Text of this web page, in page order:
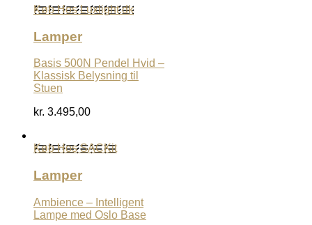
Køb Hos Luxlight.dk
Lamper
Basis 500N Pendel Hvid –
Klassisk Belysning til
Stuen
kr. 3.495,00
Køb Hos SACKit
Lamper
Ambience – Intelligent
Lampe med Oslo Base